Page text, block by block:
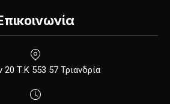
Τ.Κ 553 57 ΤριανδρίαNew Window